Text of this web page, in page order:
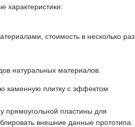
характеристики:
стоимость в несколько раз
натуральных материалов.
каменную плитку с эффектом
прямоугольной пластины для
внешние данные прототипа.